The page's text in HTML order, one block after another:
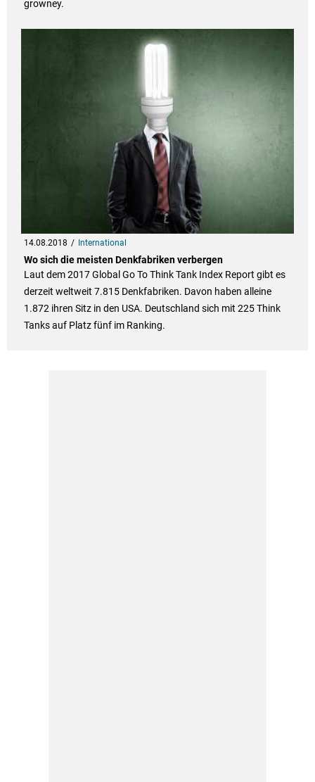
growney.
14.08.2018 International
Wo sich die meisten Denkfabriken verbergen
Laut dem 2017 Global Go To Think Tank Index Report gibt es
derzeit weltweit 7.815 Denkfabriken. Davon haben alleine
1.872 ihren Sitz in den USA. Deutschland sich mit 225 Think
Tanks auf Platz fünf im Ranking.